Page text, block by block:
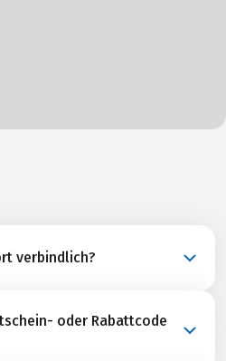
verbindlich?
Anfrage und wird
aller
Versand der Rechnung
oder Rabattcode